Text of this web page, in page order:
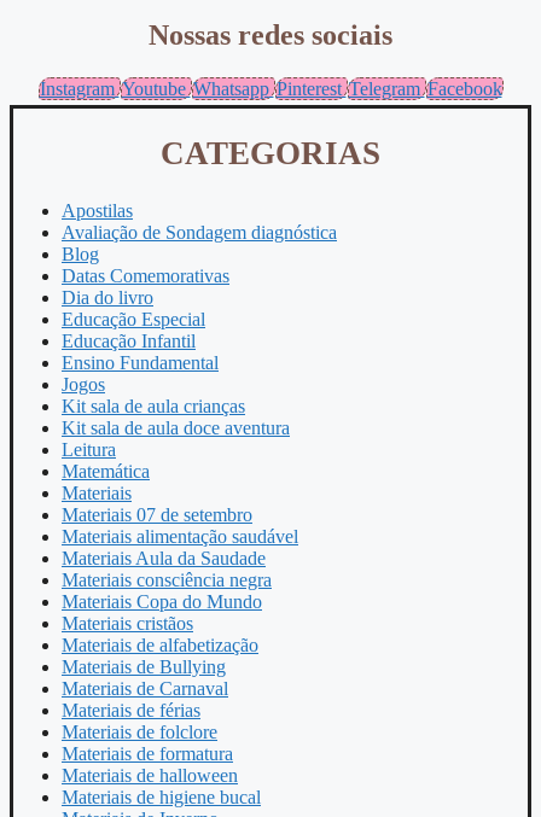
Nossas redes sociais
Instagram Youtube Whatsapp Pinterest Telegram Facebook
CATEGORIAS
Apostilas
Avaliação de Sondagem diagnóstica
Blog
Datas Comemorativas
Dia do livro
Educação Especial
Educação Infantil
Ensino Fundamental
Jogos
Kit sala de aula crianças
Kit sala de aula doce aventura
Leitura
Matemática
Materiais
Materiais 07 de setembro
Materiais alimentação saudável
Materiais Aula da Saudade
Materiais consciência negra
Materiais Copa do Mundo
Materiais cristãos
Materiais de alfabetização
Materiais de Bullying
Materiais de Carnaval
Materiais de férias
Materiais de folclore
Materiais de formatura
Materiais de halloween
Materiais de higiene bucal